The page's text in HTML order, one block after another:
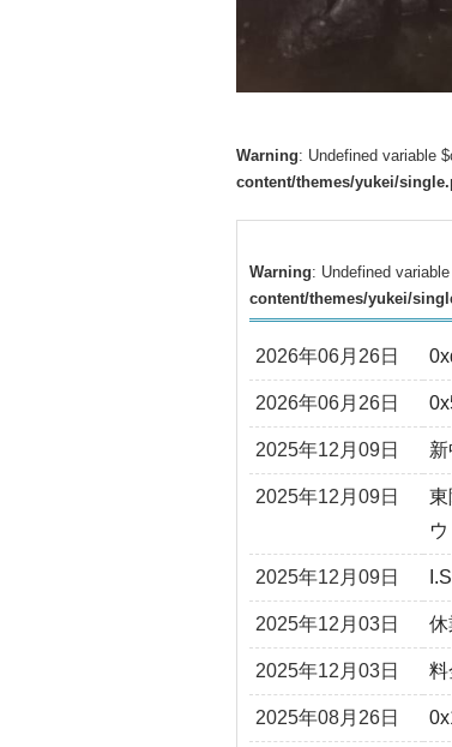
Warning: Undefined variable
content/themes/yukei/
Warning: Undefined
content/themes/yukei/
2026年06月26日
2026年06月26日
2025年12月09日
2025年12月09日
東
2025年12月09日
2025年12月03日 休
2025年12月03日 料
2025年08月26日